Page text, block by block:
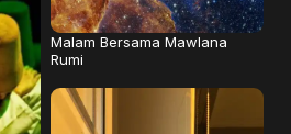
Malam Bersama Mawlana
Rumi